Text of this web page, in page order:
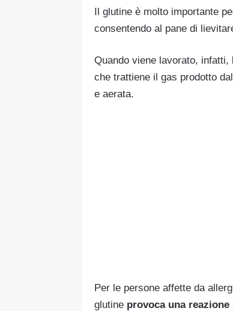
Il glutine è molto importante
consentendo al pane di
Quando viene lavorato,
che trattiene il gas prodotto
e aerata.
Per le persone affette da
glutine provoca una